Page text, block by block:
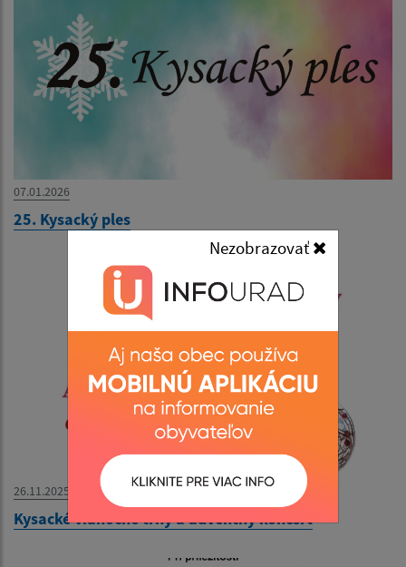
Nezobrazovať
07.01.2026
25. Kysacký ples
26.11.2025
Kysacké vianočné trhy a adventný koncert